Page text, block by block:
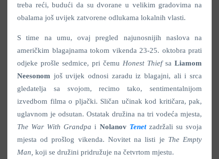
treba reći, budući da su dvorane u velikim gradovima na
obalama još uvijek zatvorene odlukama lokalnih vlasti.
S time na umu, ovaj pregled najunosnijih naslova na
američkim blagajnama tokom vikenda 23-25. oktobra prati
odjeke prošle sedmice, pri čemu Honest Thiefsa Liamom
Neesonom još uvijek odnosi zaradu iz blagajni, ali i srca
gledatelja sa svojom, recimo tako, sentimentalnijom
izvedbom filma o pljački. Sličan učinak kod kritičara, pak,
uglavnom je odsutan. Ostatak družina na tri vodeća mjesta,
The War With Grandpa i Nolanov Tenet zadržali su svoja
mjesta od prošlog vikenda. Novitet na listi je The Empty
Man koji se družini pridružuje na četvrtom mjestu.